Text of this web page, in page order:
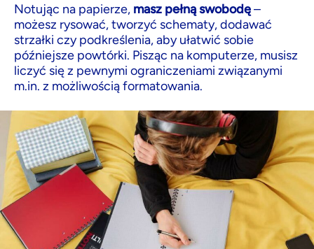
Notując na papierze, masz pełną swobodę–
możesz rysować, tworzyć schematy, dodawać
strzałki czy podkreślenia, aby ułatwić sobie
późniejsze powtórki. Pisząc na komputerze, musisz
liczyć się z pewnymi ograniczeniami związanymi
m.in. z możliwością formatowania.